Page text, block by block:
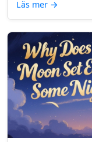
Läs mer →